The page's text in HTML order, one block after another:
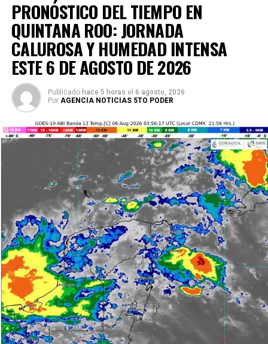
PRONÓSTICO DEL TIEMPO EN
QUINTANA ROO: JORNADA
CALUROSA Y HUMEDAD INTENSA
ESTE 6 DE AGOSTO DE 2026
Publicado hace 5 horas el 6 agosto, 2026
Por AGENCIA NOTICIAS 5TO PODER